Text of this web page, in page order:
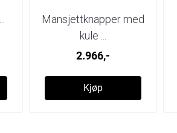
Mansjettknapper med
kule ...
2.966,-
Kjøp